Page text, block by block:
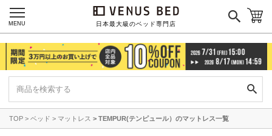
日本最大級のベッド専門店
MENU
TOP ベッド マットレス TEMPUR(テンピュール）のマットレス一覧